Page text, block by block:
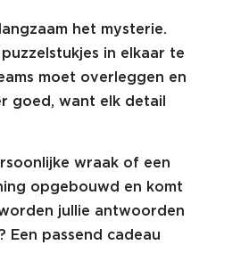
het mysterie.
in elkaar te
moet overleggen en
goed, want elk detail
wraak of een
opgebouwd en komt
jullie antwoorden
passend cadeau